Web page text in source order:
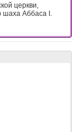
церкви,
шаха Аббаса I.